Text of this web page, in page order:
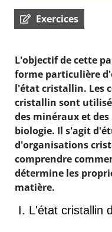
Exercices
L'objectif de cette
forme particulière
l'état cristallin. Les
cristallin sont
des minéraux et
biologie. Il s'agit
d'organisations
comprendre
détermine les
matière.
I. L'état cristallin